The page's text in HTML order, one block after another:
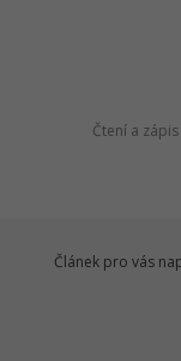
Čtení a
Článek pro vás